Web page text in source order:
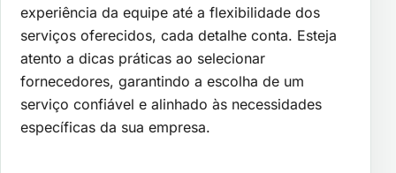
experiência da equipe até a flexibilidade dos
serviços oferecidos, cada detalhe conta. Esteja
atento a dicas práticas ao selecionar
fornecedores, garantindo a escolha de um
serviço confiável e alinhado às necessidades
específicas da sua empresa.